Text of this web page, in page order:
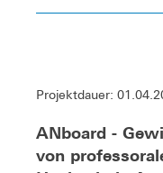
Projektdauer:
ANboard -
von